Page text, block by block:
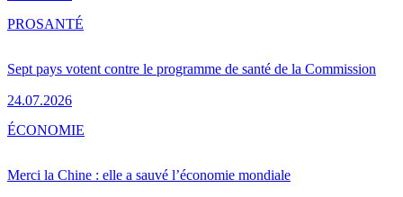
Sept pays votent contre le programme de santé de la Commission
24.07.2026
PROSANTÉ
Merci la Chine : elle a sauvé l’économie mondiale
ÉCONOMIE